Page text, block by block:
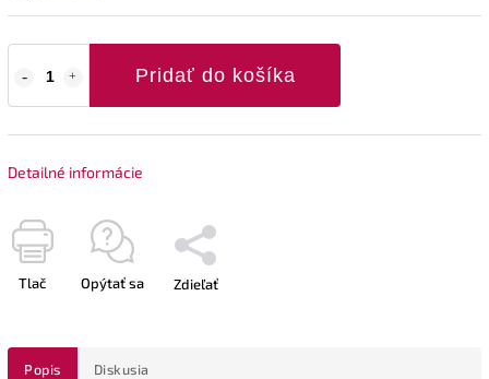
Pridať do košíka
Detailné informácie
Tlač Opýtať sa Zdieľať
Popis Diskusia